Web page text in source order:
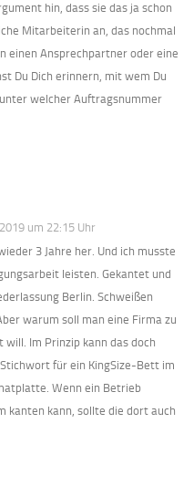
hin, dass sie das ja schon
Mitarbeiterin an, das nochmal
einen Ansprechpartner oder eine
Du Dich erinnern, mit wem Du
welcher Auftragsnummer
um 22:15 Uhr
3 Jahre her. Und ich musste
leisten. Gekantet und
Berlin. Schweißen
warum soll man eine Firma zu
Im Prinzip kann das doch
für ein KingSize-Bett im
Wenn ein Betrieb
kanten kann, sollte die dort auch